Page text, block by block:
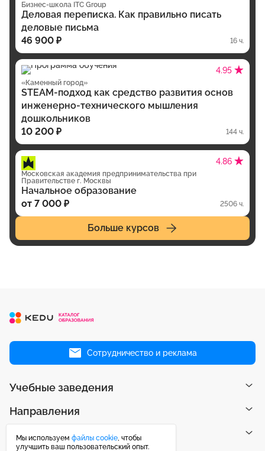
Бизнес-школа ITC Group
Деловая переписка. Как правильно писать
деловые письма
46 900 ₽
16 ч.
4.95
«Каменный город»
STEAM-подход как средство развития основ
инженерно-технического мышления
дошкольников
10 200 ₽
144 ч.
4.86
Московская академия предпринимательства при
Правительстве г. Москвы
Начальное образование
от 7 000 ₽
2506 ч.
Больше курсов
Сотрудничество и реклама
Учебные заведения
Направления
Рейтинги
Мы используем файлы cookie, чтобы
улучшить ваш пользовательский опыт.